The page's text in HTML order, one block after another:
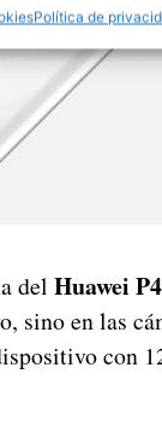
Política de
del Huawei
en las
con